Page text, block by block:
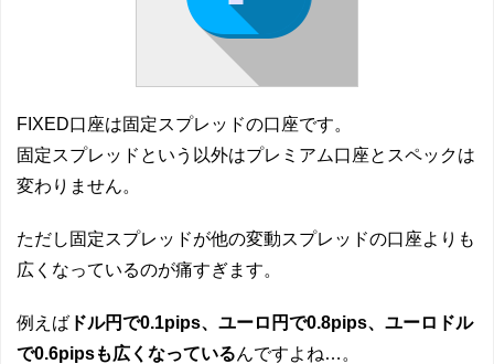
FIXED口座は固定スプレッドの口座です。
固定スプレッドという以外はプレミアム口座とスペックは
変わりません。
ただし固定スプレッドが他の変動スプレッドの口座よりも
広くなっているのが痛すぎます。
例えば ドル円で0.1pips、ユーロ円で0.8pips、ユーロドル
で0.6pipsも広くなっているんですよね…。